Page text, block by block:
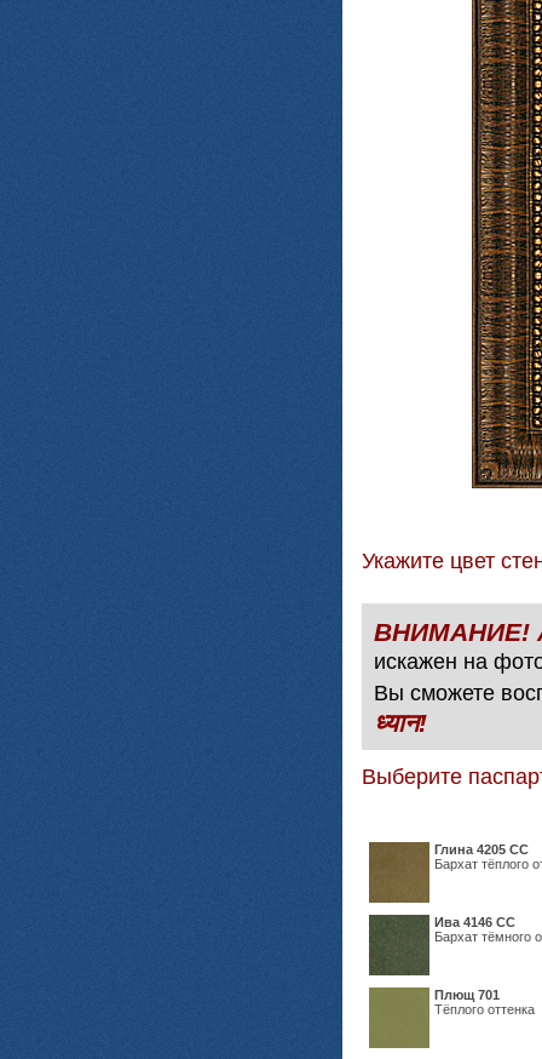
Укажите цвет
искажен на
Вы сможете
ध्यान!
Выберите
Глина 4205 СС
Бархат тёплого
Ива 4146 СС
Бархат тёмного
Плющ 701
Тёплого оттенка